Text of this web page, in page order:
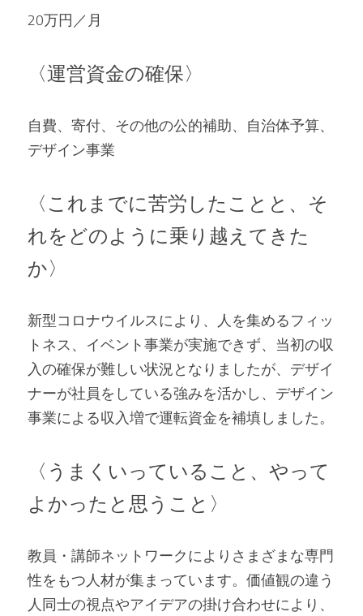
20万円／月
〈運営資金の確保〉
自費、寄付、その他の公的補助、自治体予算、
デザイン事業
〈これまでに苦労したことと、そ
れをどのように乗り越えてきた
か〉
新型コロナウイルスにより、人を集めるフィッ
トネス、イベント事業が実施できず、当初の収
入の確保が難しい状況となりましたが、デザイ
ナーが社員をしている強みを活かし、デザイン
事業による収入増で運転資金を補填しました。
〈うまくいっていること、やって
よかったと思うこと〉
教員・講師ネットワークによりさまざまな専門
性をもつ人材が集まっています。価値観の違う
人同士の視点やアイデアの掛け合わせにより、